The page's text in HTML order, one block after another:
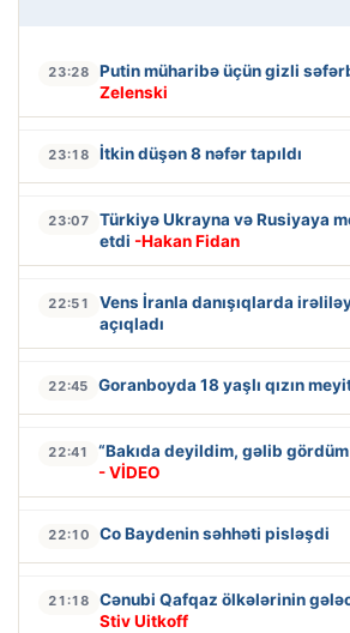
23:28 Putin müharibə üçün gizli
Zelenski
23:18 İtkin düşən 8 nəfər tapıldı
23:07
Türkiyə Ukrayna və Rusiyaya
etdi -Hakan Fidan
22:51
Vens İranla danışıqlarda
açıqladı
22:45 Goranboyda 18 yaşlı qızın
22:41
“Bakıda deyildim, gəlib
- VİDEO
22:10 Co Baydenin səhhəti pisləşdi
21:18 Cənubi Qafqaz ölkələrinin
Stiv Uitkoff